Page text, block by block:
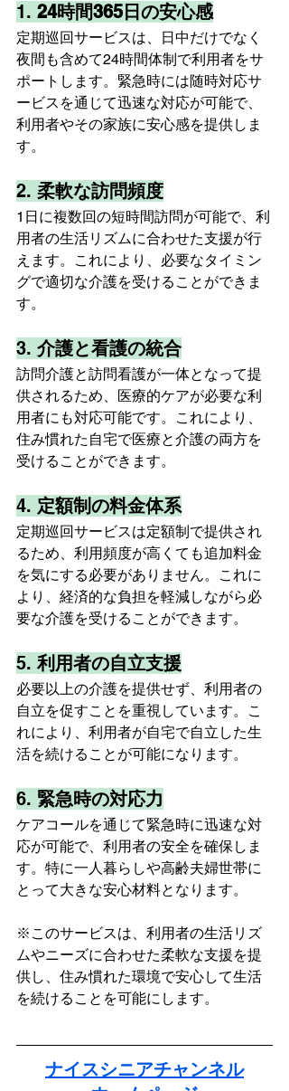
1. 24時間365日の安心感
定期巡回サービスは、日中だけでなく
夜間も含めて24時間体制で利用者をサ
ポートします。緊急時には随時対応サ
ービスを通じて迅速な対応が可能で、
利用者やその家族に安心感を提供しま
す。
2. 柔軟な訪問頻度
1日に複数回の短時間訪問が可能で、利
用者の生活リズムに合わせた支援が行
えます。これにより、必要なタイミン
グで適切な介護を受けることができま
す。
3. 介護と看護の統合
訪問介護と訪問看護が一体となって提
供されるため、医療的ケアが必要な利
用者にも対応可能です。これにより、
住み慣れた自宅で医療と介護の両方を
受けることができます。
4. 定額制の料金体系
定期巡回サービスは定額制で提供され
るため、利用頻度が高くても追加料金
を気にする必要がありません。これに
より、経済的な負担を軽減しながら必
要な介護を受けることができます。
5. 利用者の自立支援
必要以上の介護を提供せず、利用者の
自立を促すことを重視しています。こ
れにより、利用者が自宅で自立した生
活を続けることが可能になります。
6. 緊急時の対応力
ケアコールを通じて緊急時に迅速な対
応が可能で、利用者の安全を確保しま
す。特に一人暮らしや高齢夫婦世帯に
とって大きな安心材料となります。
※このサービスは、利用者の生活リズ
ムやニーズに合わせた柔軟な支援を提
供し、住み慣れた環境で安心して生活
を続けることを可能にします。
ナイスシニアチャンネル